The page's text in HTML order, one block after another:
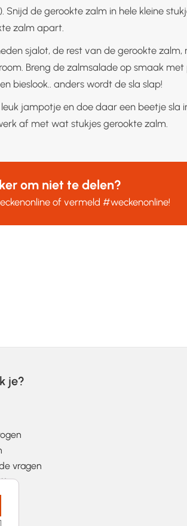
Snijd de gerookte zalm in hele kleine
zalm apart.
sjalot, de rest van de gerookte zalm,
Breng de zalmsalade op smaak
bieslook.. anders wordt de sla slap!
jampotje en doe daar een beetje sla
af met wat stukjes gerookte zalm.
om niet te delen?
of vermeld#weckenonline!
je?
vragen